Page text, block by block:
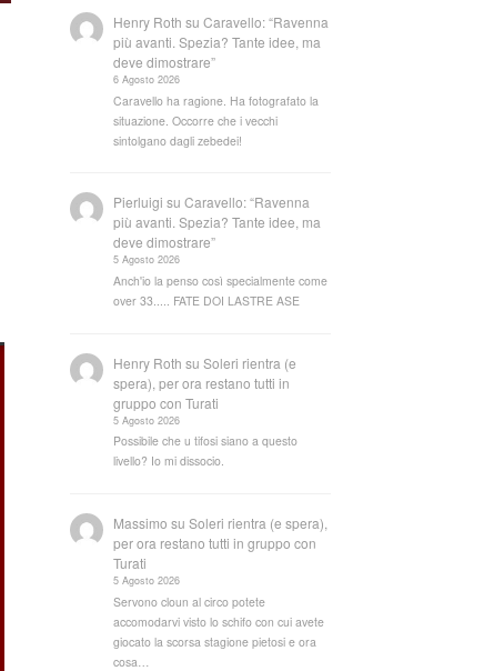
Henry Roth suCaravello: “Ravenna
più avanti. Spezia? Tante idee, ma
deve dimostrare”
6 Agosto 2026
Caravello ha ragione. Ha fotografato la
situazione. Occorre che i vecchi
sintolgano dagli zebedei!
Pierluigi suCaravello: “Ravenna
più avanti. Spezia? Tante idee, ma
deve dimostrare”
5 Agosto 2026
Anch'io la penso così specialmente come
over 33..... FATE DOI LASTRE ASE
Henry Roth suSoleri rientra (e
spera), per ora restano tutti in
gruppo con Turati
5 Agosto 2026
Possibile che u tifosi siano a questo
livello? Io mi dissocio.
Massimo suSoleri rientra (e spera),
per ora restano tutti in gruppo con
Turati
5 Agosto 2026
Servono cloun al circo potete
accomodarvi visto lo schifo con cui avete
giocato la scorsa stagione pietosi e ora
cosa…